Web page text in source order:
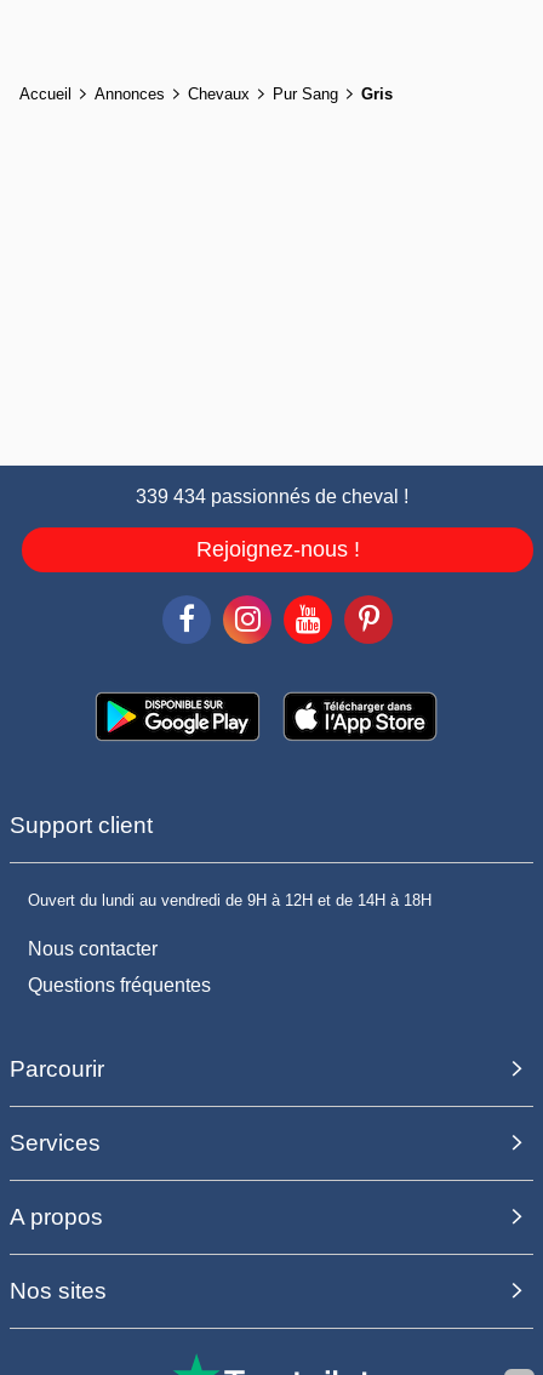
Accueil Annonces Chevaux Pur Sang Gris
339 434 passionnés de cheval !
Rejoignez-nous !
Support client
Ouvert du lundi au vendredi de 9H à 12H et de 14H à 18H
Nous contacter
Questions fréquentes
Parcourir
Services
A propos
Nos sites